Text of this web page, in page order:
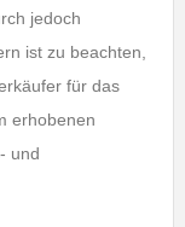
jedoch
ist zu beachten,
für das
erhobenen
und